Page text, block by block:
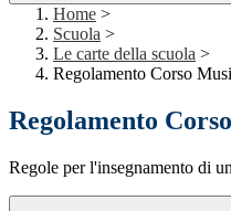
Home >
Scuola >
Le carte della scuola >
Regolamento Corso
Regolamento
Regole per l'insegnamento di